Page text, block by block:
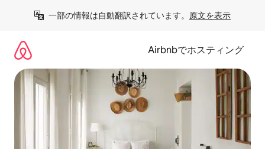
一部の情報は自動翻訳されています。 原文を表示
Airbnbでホスティング